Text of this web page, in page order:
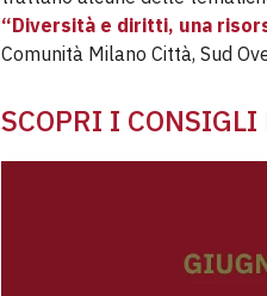
“Diversità e diritti, una
Comunità Milano Città, Sud
SCOPRI I